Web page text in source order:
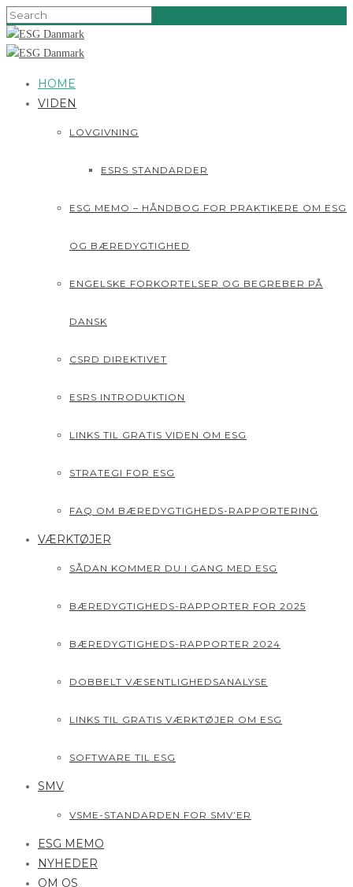
HOME
VIDEN
LOVGIVNING
ESRS STANDARDER
ESG MEMO – HÅNDBOG FOR PRAKTIKERE OM ESG
OG BÆREDYGTIGHED
ENGELSKE FORKORTELSER OG BEGREBER PÅ
DANSK
CSRD DIREKTIVET
ESRS INTRODUKTION
LINKS TIL GRATIS VIDEN OM ESG
STRATEGI FOR ESG
FAQ OM BÆREDYGTIGHEDS-RAPPORTERING
VÆRKTØJER
SÅDAN KOMMER DU I GANG MED ESG
BÆREDYGTIGHEDS-RAPPORTER FOR 2025
BÆREDYGTIGHEDS-RAPPORTER 2024
DOBBELT VÆSENTLIGHEDSANALYSE
LINKS TIL GRATIS VÆRKTØJER OM ESG
SOFTWARE TIL ESG
SMV
VSME-STANDARDEN FOR SMV’ER
ESG MEMO
NYHEDER
OM OS